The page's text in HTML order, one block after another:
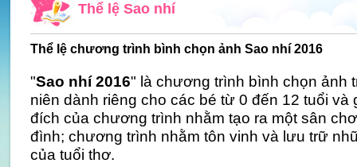
Thể lệ Sao nhí
Thể lệ chương trình bình chọn ảnh Sao nhí 2016
"Sao nhí 2016" là chương trình bình chọn ảnh
niên dành riêng cho các bé từ 0 đến 12 tuổi và
đích của chương trình nhằm tạo ra một sân
đình; chương trình nhằm tôn vinh và lưu trữ
của tuổi thơ.